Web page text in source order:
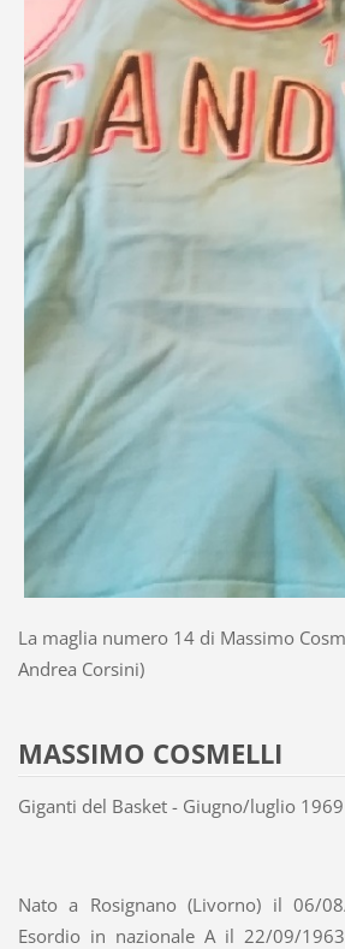
La maglia numero 14 di Massimo
Andrea Corsini)
MASSIMO COSMELLI
Giganti del Basket - Giugno/luglio 1969
Nato a Rosignano (Livorno) il 06/
Esordio in nazionale A il 22/09/